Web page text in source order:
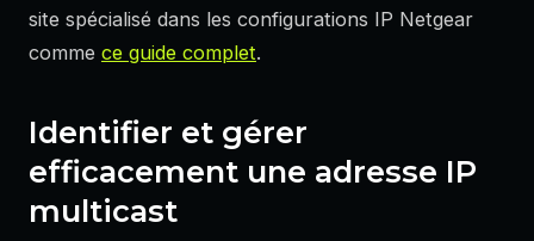
site spécialisé dans les configurations IP Netgear
comme ce guide complet.
Identifier et gérer
efficacement une adresse IP
multicast